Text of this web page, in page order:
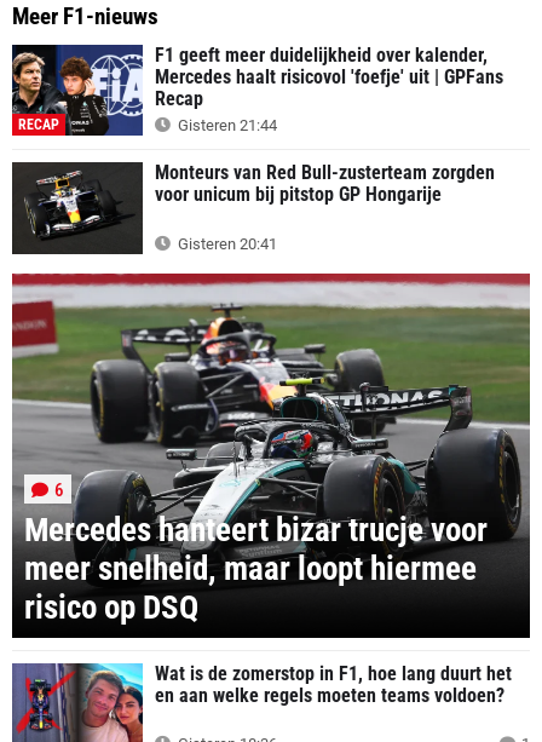
Meer F1-nieuws
RECAP
F1 geeft meer duidelijkheid over kalender,
Mercedes haalt risicovol 'foefje' uit | GPFans
Recap
Gisteren 21:44
Monteurs van Red Bull-zusterteam zorgden
voor unicum bij pitstop GP Hongarije
Gisteren 20:41
Mercedes hanteert bizar trucje voor
meer snelheid, maar loopt hiermee
risico op DSQ
6
Wat is de zomerstop in F1, hoe lang duurt het
en aan welke regels moeten teams voldoen?